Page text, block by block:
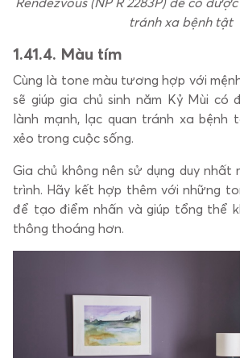
tránh xa bệnh tật
1.41.4. Màu tím
Cùng là tone màu tương hợp với
sẽ giúp gia chủ sinh năm Kỷ Mùi có
lành mạnh, lạc quan tránh xa bệnh
xẻo trong cuộc sống.
Gia chủ không nên sử dụng duy nhất
trình. Hãy kết hợp thêm với những
để tạo điểm nhấn và giúp tổng thể
thông thoáng hơn.